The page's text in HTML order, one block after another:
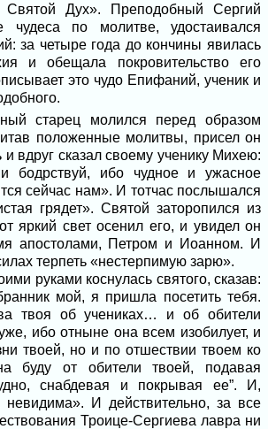
Святой Дух». Преподобный Сергий
чудеса по молитве, удостаивался
за четыре года до кончины явилась
и обещала покровительство его
это чудо Епифаний, ученик и
старец молился перед образом
положенные молитвы, присел он
и вдруг сказал своему ученику Михею:
бодрствуй, ибо чудное и ужасное
сейчас нам». И тотчас послышался
грядет». Святой заторопился из
яркий свет осенил его, и увидел он
апостолами, Петром и Иоанном. И
терпеть «нестерпимую зарю».
руками коснулась святого, сказав:
мой, я пришла посетить тебя.
твоя об учениках… и об обители
ибо отныне она всем изобилует, и
твоей, но и по отшествии твоем ко
буду от обители твоей, подавая
снабдевая и покрывая ее”. И,
невидима». И действительно, за все
Троице-Сергиева лавра ни